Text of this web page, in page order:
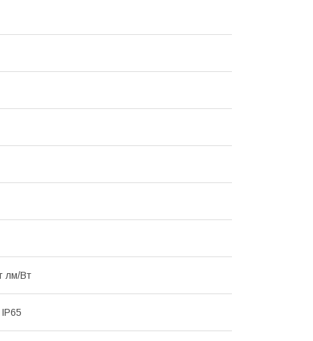
лм/Вт